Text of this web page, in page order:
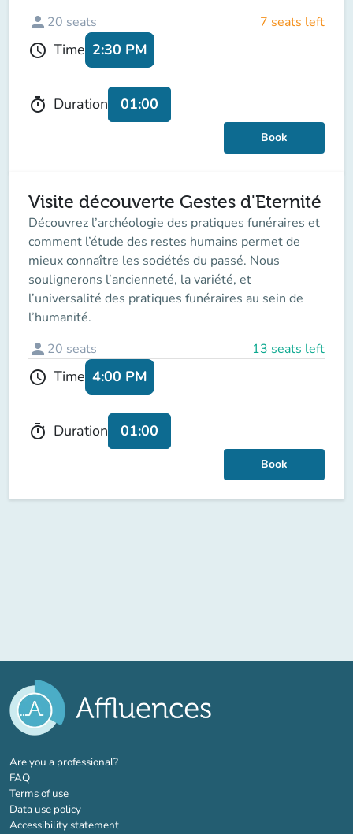
person 20 seats 7 seats left
schedule Time 2:30 PM
timer Duration 01:00
Book
Visite découverte Gestes d'Eternité
Découvrez l’archéologie des pratiques funéraires et
comment l’étude des restes humains permet de
mieux connaître les sociétés du passé. Nous
soulignerons l’ancienneté, la variété, et
l’universalité des pratiques funéraires au sein de
l’humanité.
person 20 seats 13 seats left
schedule Time 4:00 PM
timer Duration 01:00
Book
Are you a professional?(new tab)
FAQ
Terms of use
Data use policy
Accessibility statement